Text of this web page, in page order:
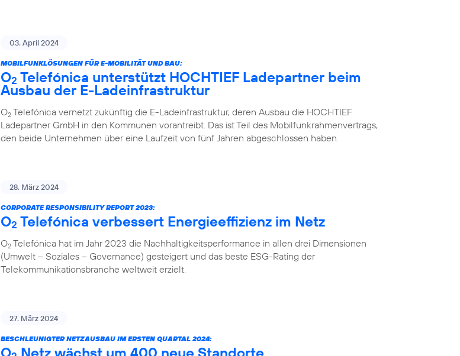
03. April 2024
MOBILFUNKLÖSUNGEN FÜR E-MOBILITÄT UND BAU:
O2 Telefónica unterstützt HOCHTIEF Ladepartner beim
Ausbau der E-Ladeinfrastruktur
O2 Telefónica vernetzt zukünftig die E-Ladeinfrastruktur, deren Ausbau die HOCHTIEF
Ladepartner GmbH in den Kommunen vorantreibt. Das ist Teil des Mobilfunkrahmenvertrags,
den beide Unternehmen über eine Laufzeit von fünf Jahren abgeschlossen haben.
28. März 2024
CORPORATE RESPONSIBILITY REPORT 2023:
O2 Telefónica verbessert Energieeffizienz im Netz
O2 Telefónica hat im Jahr 2023 die Nachhaltigkeitsperformance in allen drei Dimensionen
(Umwelt – Soziales – Governance) gesteigert und das beste ESG-Rating der
Telekommunikationsbranche weltweit erzielt.
27. März 2024
BESCHLEUNIGTER NETZAUSBAU IM ERSTEN QUARTAL 2024:
O Netz wächst um 400 neue Standorte